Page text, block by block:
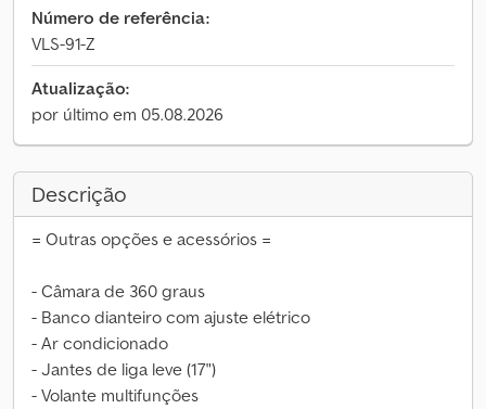
Número de referência:
VLS-91-Z
Atualização:
por último em 05.08.2026
Descrição
= Outras opções e acessórios =
- Câmara de 360 graus
- Banco dianteiro com ajuste elétrico
- Ar condicionado
- Jantes de liga leve (17")
- Volante multifunções